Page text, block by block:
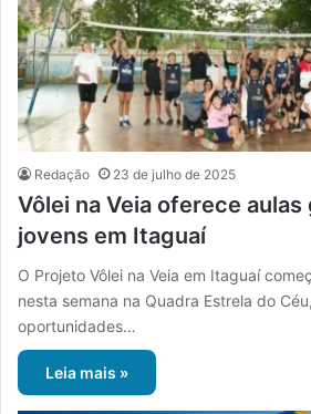
Redação 23 de julho de 2025
Vôlei na Veia oferece
jovens em Itaguaí
O Projeto Vôlei na Veia em Itaguaí
nesta semana na Quadra Estrela do
oportunidades…
Leia mais »